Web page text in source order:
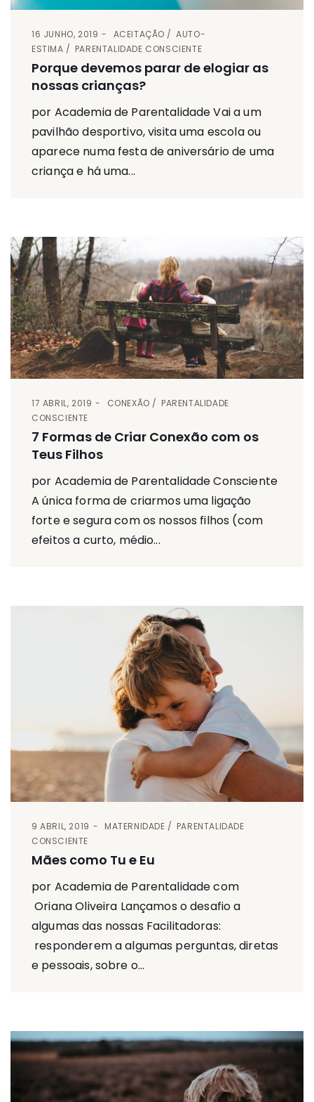
16 JUNHO, 2019 ACEITAÇÃO
AUTO-
ESTIMA
PARENTALIDADE CONSCIENTE
Porque devemos parar de elogiar as
nossas crianças?
por Academia de Parentalidade Vai a um
pavilhão desportivo, visita uma escola ou
aparece numa festa de aniversário de uma
criança e há uma...
17 ABRIL, 2019 CONEXÃO
PARENTALIDADE
CONSCIENTE
7 Formas de Criar Conexão com os
Teus Filhos
por Academia de Parentalidade Consciente
A única forma de criarmos uma ligação
forte e segura com os nossos filhos (com
efeitos a curto, médio...
9 ABRIL, 2019 MATERNIDADE
PARENTALIDADE
CONSCIENTE
Mães como Tu e Eu
por Academia de Parentalidade com
Oriana Oliveira Lançamos o desafio a
algumas das nossas Facilitadoras:
responderem a algumas perguntas, diretas
e pessoais, sobre o...